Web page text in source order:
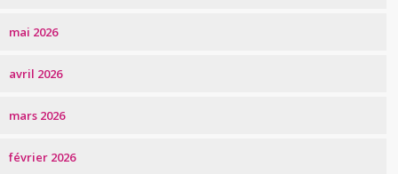
mai 2026
avril 2026
mars 2026
février 2026